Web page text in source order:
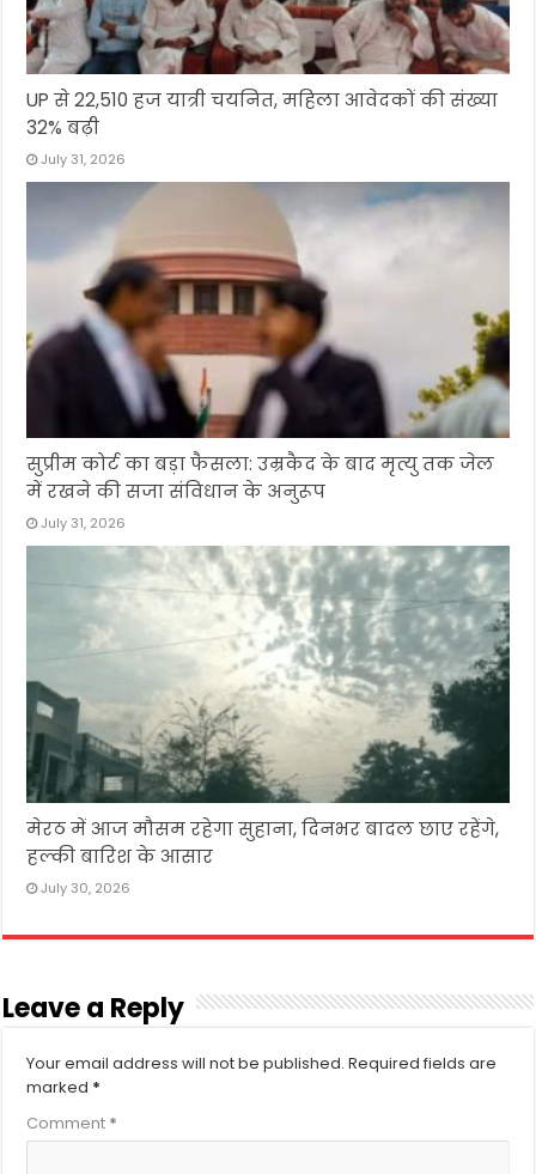
UP से 22,510 हज यात्री चयनित, महिला आवेदकों की संख्या
32% बढ़ी
July 31, 2026
सुप्रीम कोर्ट का बड़ा फैसला: उम्रकैद के बाद मृत्यु तक जेल
में रखने की सजा संविधान के अनुरूप
July 31, 2026
मेरठ में आज मौसम रहेगा सुहाना, दिनभर बादल छाए रहेंगे,
हल्की बारिश के आसार
July 30, 2026
Leave a Reply
Your email address will not be published. Required fields are
marked *
Comment *